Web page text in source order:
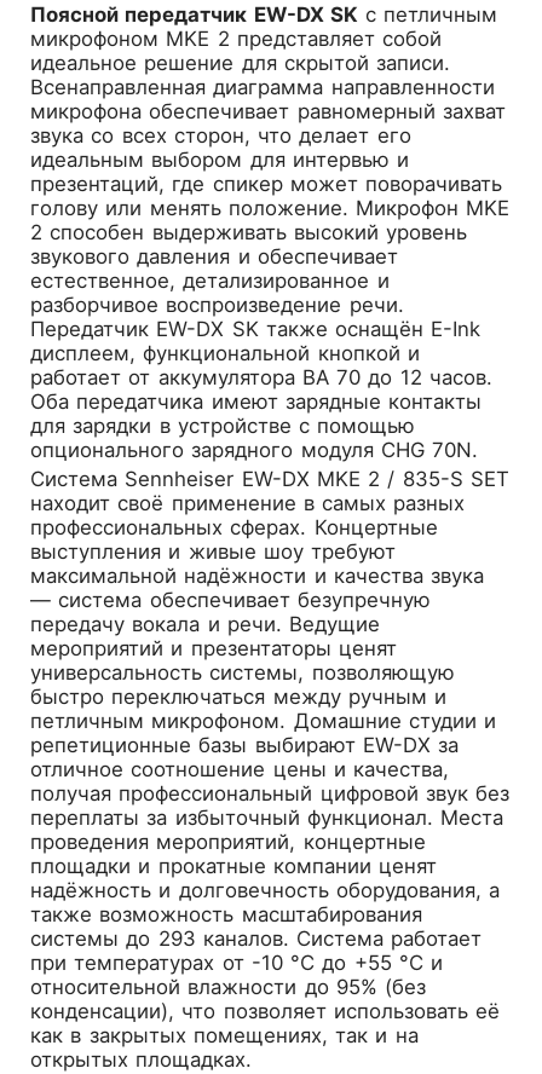
Поясной передатчик EW-DX SK с петличным
микрофоном MKE 2 представляет собой
идеальное решение для скрытой записи.
Всенаправленная диаграмма направленности
микрофона обеспечивает равномерный захват
звука со всех сторон, что делает его
идеальным выбором для интервью и
презентаций, где спикер может поворачивать
голову или менять положение. Микрофон MKE
2 способен выдерживать высокий уровень
звукового давления и обеспечивает
естественное, детализированное и
разборчивое воспроизведение речи.
Передатчик EW-DX SK также оснащён E-Ink
дисплеем, функциональной кнопкой и
работает от аккумулятора BA 70 до 12 часов.
Оба передатчика имеют зарядные контакты
для зарядки в устройстве с помощью
опционального зарядного модуля CHG 70N.
Система Sennheiser EW-DX MKE 2 / 835-S SET
находит своё применение в самых разных
профессиональных сферах. Концертные
выступления и живые шоу требуют
максимальной надёжности и качества звука
— система обеспечивает безупречную
передачу вокала и речи. Ведущие
мероприятий и презентаторы ценят
универсальность системы, позволяющую
быстро переключаться между ручным и
петличным микрофоном. Домашние студии и
репетиционные базы выбирают EW-DX за
отличное соотношение цены и качества,
получая профессиональный цифровой звук без
переплаты за избыточный функционал. Места
проведения мероприятий, концертные
площадки и прокатные компании ценят
надёжность и долговечность оборудования, а
также возможность масштабирования
системы до 293 каналов. Система работает
при температурах от -10 °C до +55 °C и
относительной влажности до 95% (без
конденсации), что позволяет использовать её
как в закрытых помещениях, так и на
открытых площадках.